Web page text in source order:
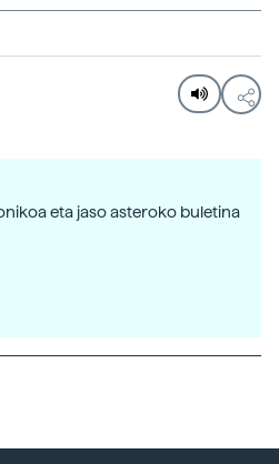
eta jaso asteroko buletina